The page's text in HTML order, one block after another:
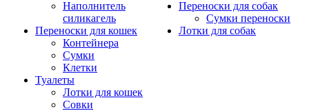
Наполнитель
силикагель
Переноски для кошек
Контейнера
Сумки
Клетки
Туалеты
Лотки для кошек
Совки
Переноски для собак
Сумки переноски
Лотки для собак